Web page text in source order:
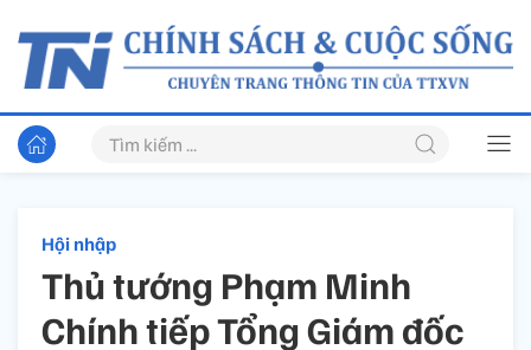
Hội nhập
Thủ tướng Phạm Minh
Chính tiếp Tổng Giám đốc